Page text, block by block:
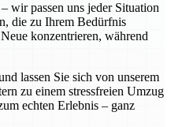
wir passen uns jeder Situation
die zu Ihrem Bedürfnis
konzentrieren, während
lassen Sie sich von unserem
zu einem stressfreien Umzug
echten Erlebnis – ganz